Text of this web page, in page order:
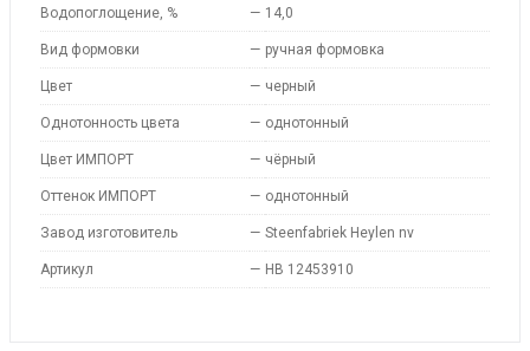
Водопоглощение, % — 14,0
Вид формовки — ручная формовка
Цвет — черный
Однотонность цвета — однотонный
Цвет ИМПОРТ — чёрный
Оттенок ИМПОРТ — однотонный
Завод изготовитель — Steenfabriek Heylen nv
Артикул — HB 12453910